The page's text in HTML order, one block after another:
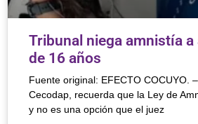
Tribunal niega amnistía
de 16 años
Fuente original: EFECTO COCUYO.
Cecodap, recuerda que la Ley de
y no es una opción que el juez